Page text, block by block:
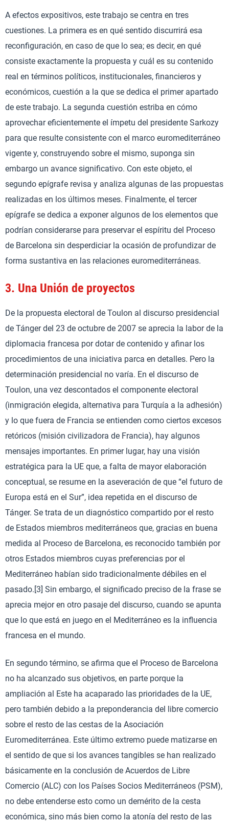
A efectos expositivos, este trabajo se centra en tres
cuestiones. La primera es en qué sentido discurrirá esa
reconfiguración, en caso de que lo sea; es decir, en qué
consiste exactamente la propuesta y cuál es su contenido
real en términos políticos, institucionales, financieros y
económicos, cuestión a la que se dedica el primer apartado
de este trabajo. La segunda cuestión estriba en cómo
aprovechar eficientemente el ímpetu del presidente Sarkozy
para que resulte consistente con el marco euromediterráneo
vigente y, construyendo sobre el mismo, suponga sin
embargo un avance significativo. Con este objeto, el
segundo epígrafe revisa y analiza algunas de las propuestas
realizadas en los últimos meses. Finalmente, el tercer
epígrafe se dedica a exponer algunos de los elementos que
podrían considerarse para preservar el espíritu del Proceso
de Barcelona sin desperdiciar la ocasión de profundizar de
forma sustantiva en las relaciones euromediterráneas.
3. Una Unión de proyectos
De la propuesta electoral de Toulon al discurso presidencial
de Tánger del 23 de octubre de 2007 se aprecia la labor de la
diplomacia francesa por dotar de contenido y afinar los
procedimientos de una iniciativa parca en detalles. Pero la
determinación presidencial no varía. En el discurso de
Toulon, una vez descontados el componente electoral
(inmigración elegida, alternativa para Turquía a la adhesión)
y lo que fuera de Francia se entienden como ciertos excesos
retóricos (misión civilizadora de Francia), hay algunos
mensajes importantes. En primer lugar, hay una visión
estratégica para la UE que, a falta de mayor elaboración
conceptual, se resume en la aseveración de que “el futuro de
Europa está en el Sur”, idea repetida en el discurso de
Tánger. Se trata de un diagnóstico compartido por el resto
de Estados miembros mediterráneos que, gracias en buena
medida al Proceso de Barcelona, es reconocido también por
otros Estados miembros cuyas preferencias por el
Mediterráneo habían sido tradicionalmente débiles en el
pasado.[3] Sin embargo, el significado preciso de la frase se
aprecia mejor en otro pasaje del discurso, cuando se apunta
que lo que está en juego en el Mediterráneo es la influencia
francesa en el mundo.
En segundo término, se afirma que el Proceso de Barcelona
no ha alcanzado sus objetivos, en parte porque la
ampliación al Este ha acaparado las prioridades de la UE,
pero también debido a la preponderancia del libre comercio
sobre el resto de las cestas de la Asociación
Euromediterránea. Este último extremo puede matizarse en
el sentido de que si los avances tangibles se han realizado
básicamente en la conclusión de Acuerdos de Libre
Comercio (ALC) con los Países Socios Mediterráneos (PSM),
no debe entenderse esto como un demérito de la cesta
económica, sino más bien como la atonía del resto de las